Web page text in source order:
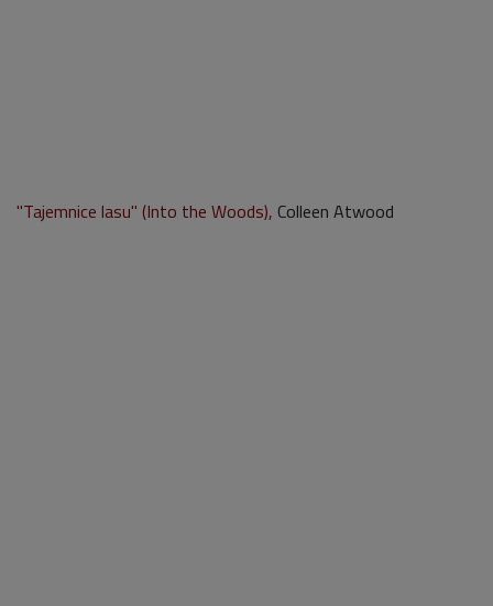
"Tajemnice lasu" (Into the Woods), Colleen Atwood